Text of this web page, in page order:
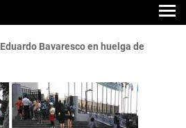
Eduardo Bavaresco en huelga de